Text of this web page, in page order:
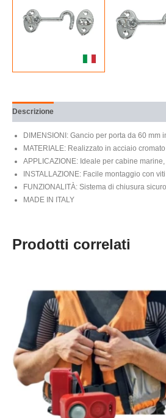
Descrizione
DIMENSIONI: Gancio per porta da 60
MATERIALE: Realizzato in acciaio
APPLICAZIONE: Ideale per cabine
INSTALLAZIONE: Facile montaggio con
FUNZIONALITÀ: Sistema di chiusura
MADE IN ITALY
Prodotti correlati